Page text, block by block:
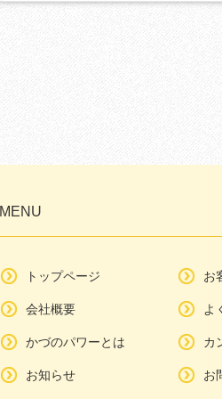
MENU
トップページ
会社概要
かづのパワーとは
お知らせ
お
よ
カ
お